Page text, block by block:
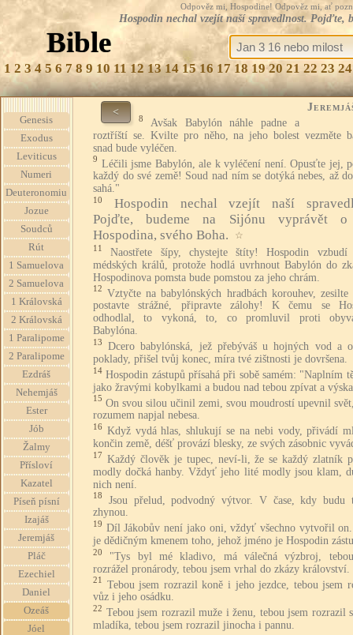
Odpověz mi, Hospodine! Odpověz mi, ať
Hospodin nechal vzejít naší spravedlnost. Pojďte,
Bible
1 2 3 4 5 6 7 8 9 10 11 12 13 14 15 16 17 18 19 20 21 22 23 24
Genesis
Exodus
Leviticus
Numeri
Deuteronomiu
Jozue
Soudců
Rút
1 Samuelova
2 Samuelova
1 Královská
2 Královská
1 Paralipome
2 Paralipome
Ezdráš
Nehemjáš
Ester
Jób
Žalmy
Přísloví
Kazatel
Píseň písní
Izajáš
Jeremjáš
Pláč
Ezechiel
Daniel
Ozeáš
Jóel
<
8
Avšak Babylón náhle padne a
roztříští se. Kvilte pro něho, na jeho bolest vezměte
snad bude vyléčen.
9 Léčili jsme Babylón, ale k vyléčení není. Opusťte jej,
každý do své země! Soud nad ním se dotýká nebes, až
sahá."
10
Hospodin nechal vzejít naší
Pojďte, budeme na Sijónu vyprávět
Hospodina, svého Boha.
☆
11
Naostřete šípy, chystejte štíty! Hospodin vzbudí
médských králů, protože hodlá uvrhnout Babylón do
Hospodinova pomsta bude pomstou za jeho chrám.
12 Vztyčte na babylónských hradbách korouhev, zesilte
postavte strážné, připravte zálohy! K čemu se
odhodlal, to vykoná, to, co promluvil proti
Babylóna.
13
Dcero babylónská, jež přebýváš u hojných vod a
poklady, přišel tvůj konec, míra tvé zištnosti je dovršena.
14 Hospodin zástupů přísahá při sobě samém: "Naplním
jako žravými kobylkami a budou nad tebou zpívat a
15 On svou silou učinil zemi, svou moudrostí upevnil
rozumem napjal nebesa.
16 Když vydá hlas, shlukují se na nebi vody, přivádí
končin země, déšť provází blesky, ze svých zásobnic
17 Každý člověk je tupec, neví-li, že se každý zlatník
modly dočká hanby. Vždyť jeho lité modly jsou klam,
nich není.
18
Jsou přelud, podvodný výtvor. V čase, kdy budu
zhynou.
19 Díl Jákobův není jako oni, vždyť všechno vytvořil
je dědičným kmenem toho, jehož jméno je Hospodin
20
"Tys byl mé kladivo, má válečná výzbroj,
rozrážel pronárody, tebou jsem vrhal do zkázy království.
21 Tebou jsem rozrazil koně i jeho jezdce, tebou jsem
vůz i jeho osádku.
22 Tebou jsem rozrazil muže i ženu, tebou jsem rozrazil
mladíka, tebou jsem rozrazil jinocha i pannu.